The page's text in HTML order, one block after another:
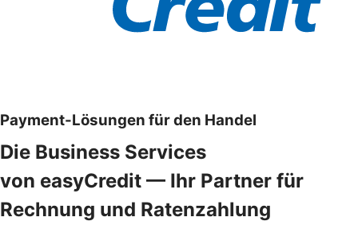
Payment-Lösungen für den Handel
Die Business Services
von easyCredit — Ihr Partner für
Rechnung und Ratenzahlung